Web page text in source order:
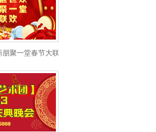
聚一堂春节大联欢